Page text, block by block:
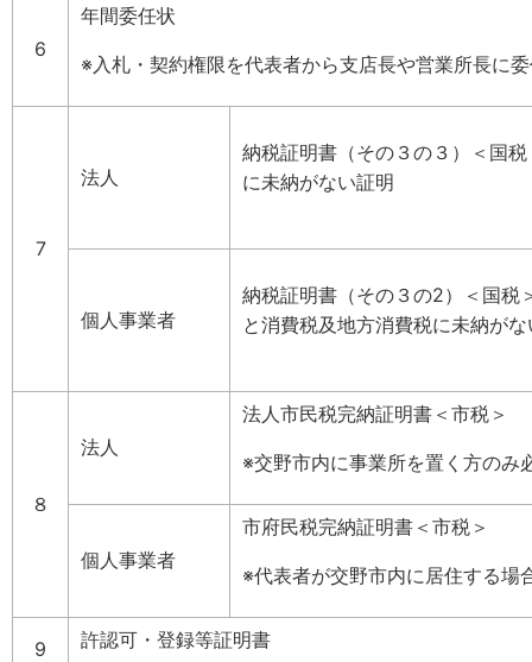
6
年間委任状
※入札・契約権限を代表者から支店長や営業所長に
7
法人
納税証明書（その３の３）＜国
に未納がない証明
個人事業者
納税証明書（その３の2）＜国
と消費税及地方消費税に未納が
８
法人
法人市民税完納証明書＜市税＞
※交野市内に事業所を置く方のみ
個人事業者
市府民税完納証明書＜市税＞
※代表者が交野市内に居住する場
9 許認可・登録等証明書